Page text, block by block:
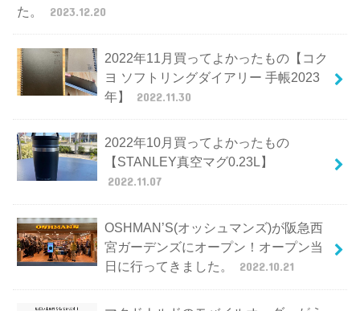
た。
2023.12.20
2022年11月買ってよかったもの【コク
ヨ ソフトリングダイアリー 手帳2023
年】
2022.11.30
2022年10月買ってよかったもの
【STANLEY真空マグ0.23L】
2022.11.07
OSHMAN’S(オッシュマンズ)が阪急西
宮ガーデンズにオープン！オープン当
日に行ってきました。
2022.10.21